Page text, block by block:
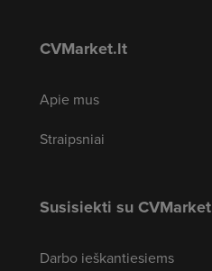
CVMarket.lt
Apie mus
Straipsniai
Susisiekti su
Darbo ieškantiesiems